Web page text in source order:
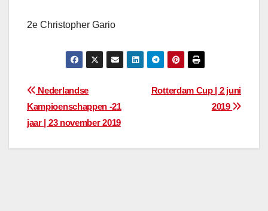
2e Christopher Gario
Bericht
navigatie
Rotterdam Cup | 2 juni
2019
Nederlandse
Kampioenschappen -21
jaar | 23 november 2019